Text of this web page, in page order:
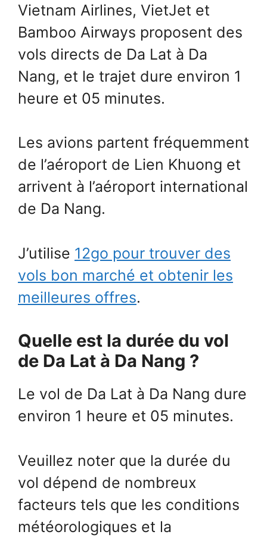
Vietnam Airlines, VietJet et
Bamboo Airways proposent des
vols directs de Da Lat à Da
Nang, et le trajet dure environ 1
heure et 05 minutes.
Les avions partent fréquemment
de l’aéroport de Lien Khuong et
arrivent à l’aéroport international
de Da Nang.
J’utilise 12go pour trouver des
vols bon marché et obtenir les
meilleures offres.
Quelle est la durée du vol
de Da Lat à Da Nang ?
Le vol de Da Lat à Da Nang dure
environ 1 heure et 05 minutes.
Veuillez noter que la durée du
vol dépend de nombreux
facteurs tels que les conditions
météorologiques et la